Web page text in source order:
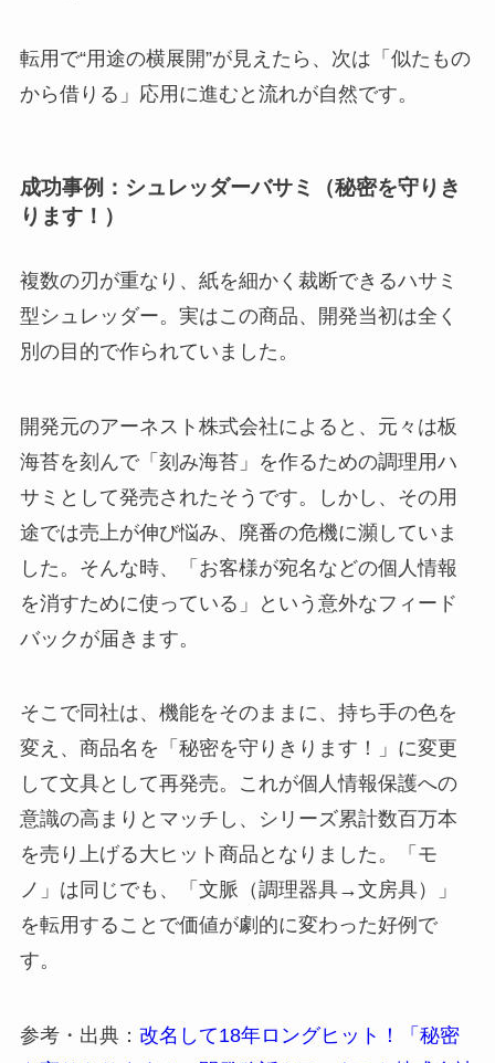
転用で“用途の横展開”が見えたら、次は「似たもの
から借りる」応用に進むと流れが自然です。
成功事例：シュレッダーバサミ（秘密を守りき
ります！）
複数の刃が重なり、紙を細かく裁断できるハサミ
型シュレッダー。実はこの商品、開発当初は全く
別の目的で作られていました。
開発元のアーネスト株式会社によると、元々は板
海苔を刻んで「刻み海苔」を作るための調理用ハ
サミとして発売されたそうです。しかし、その用
途では売上が伸び悩み、廃番の危機に瀕していま
した。そんな時、「お客様が宛名などの個人情報
を消すために使っている」という意外なフィード
バックが届きます。
そこで同社は、機能をそのままに、持ち手の色を
変え、商品名を「秘密を守りきります！」に変更
して文具として再発売。これが個人情報保護への
意識の高まりとマッチし、シリーズ累計数百万本
を売り上げる大ヒット商品となりました。「モ
ノ」は同じでも、「文脈（調理器具→文房具）」
を転用することで価値が劇的に変わった好例で
す。
参考・出典： 改名して18年ロングヒット！「秘密